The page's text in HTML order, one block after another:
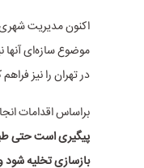
اکنون مدیریت شهری
موضوع سازه‌ای آنها
در تهران را نیز
براساس اقدامات
پیگیری است حتی
بازسازی تخلیه